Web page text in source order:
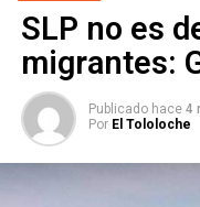
SLP no es
migrantes:
Publicado hace 4
Por El Tololoche